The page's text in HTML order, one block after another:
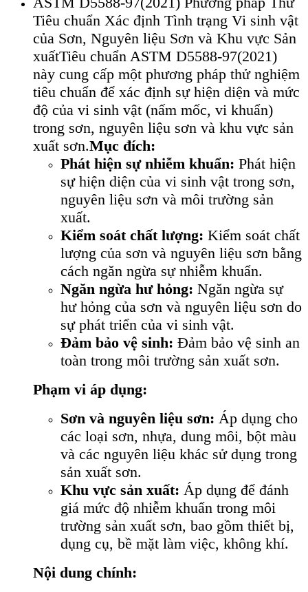
Tiêu chuẩn Xác định Tình trạng Vi sinh vật
của Sơn, Nguyên liệu Sơn và Khu vực Sản
xuấtTiêu chuẩn ASTM D5588-97(2021)
này cung cấp một phương pháp thử nghiệm
tiêu chuẩn để xác định sự hiện diện và mức
độ của vi sinh vật (nấm mốc, vi khuẩn)
trong sơn, nguyên liệu sơn và khu vực sản
xuất sơn.Mục đích:
Phát hiện sự nhiễm khuẩn: Phát hiện
sự hiện diện của vi sinh vật trong sơn,
nguyên liệu sơn và môi trường sản
xuất.
Kiểm soát chất lượng: Kiểm soát chất
lượng của sơn và nguyên liệu sơn bằng
cách ngăn ngừa sự nhiễm khuẩn.
Ngăn ngừa hư hỏng: Ngăn ngừa sự
hư hỏng của sơn và nguyên liệu sơn do
sự phát triển của vi sinh vật.
Đảm bảo vệ sinh: Đảm bảo vệ sinh an
toàn trong môi trường sản xuất sơn.
Phạm vi áp dụng:
Sơn và nguyên liệu sơn: Áp dụng cho
các loại sơn, nhựa, dung môi, bột màu
và các nguyên liệu khác sử dụng trong
sản xuất sơn.
Khu vực sản xuất: Áp dụng để đánh
giá mức độ nhiễm khuẩn trong môi
trường sản xuất sơn, bao gồm thiết bị,
dụng cụ, bề mặt làm việc, không khí.
Nội dung chính: